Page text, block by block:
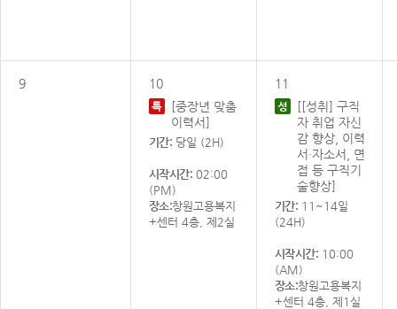
9
10
[중장년 맞춤
이력서]
기간: 당일 (2H)
시작시간: 02:00
(PM)
장소:창원고용복지
+센터 4층, 제2실
11
[[성취] 구직
자 취업 자신
감 향상, 이력
서·자소서, 면
접 등 구직기
술향상]
기간: 11~14일
(24H)
시작시간: 10:00
(AM)
장소:창원고용복지
+센터 4층, 제1실